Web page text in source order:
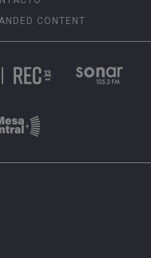
CONTENT